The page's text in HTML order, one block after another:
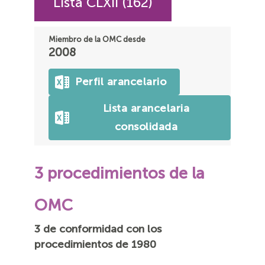
Miembro de la OMC desde
2008
Perfil arancelario
Lista arancelaria
consolidada
3 procedimientos de la
OMC
3 de conformidad con los
procedimientos de 1980